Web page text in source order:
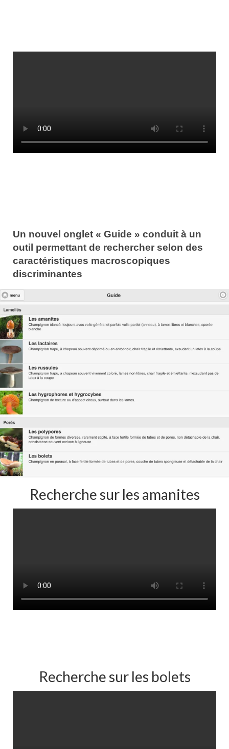
Un nouvel onglet « Guide » conduit à un
outil permettant de rechercher selon des
caractéristiques macroscopiques
discriminantes
Recherche sur les amanites
Recherche sur les bolets